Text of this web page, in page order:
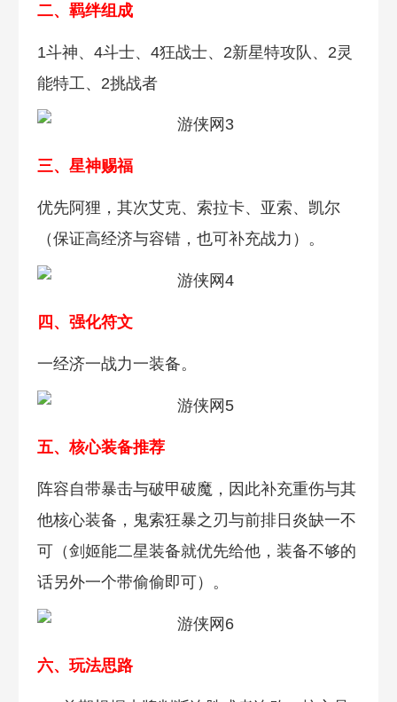
二、羁绊组成
1斗神、4斗士、4狂战士、2新星特攻队、2灵
能特工、2挑战者
三、星神赐福
优先阿狸，其次艾克、索拉卡、亚索、凯尔
（保证高经济与容错，也可补充战力）。
四、强化符文
一经济一战力一装备。
五、核心装备推荐
阵容自带暴击与破甲破魔，因此补充重伤与其
他核心装备，鬼索狂暴之刃与前排日炎缺一不
可（剑姬能二星装备就优先给他，装备不够的
话另外一个带偷偷即可）。
六、玩法思路